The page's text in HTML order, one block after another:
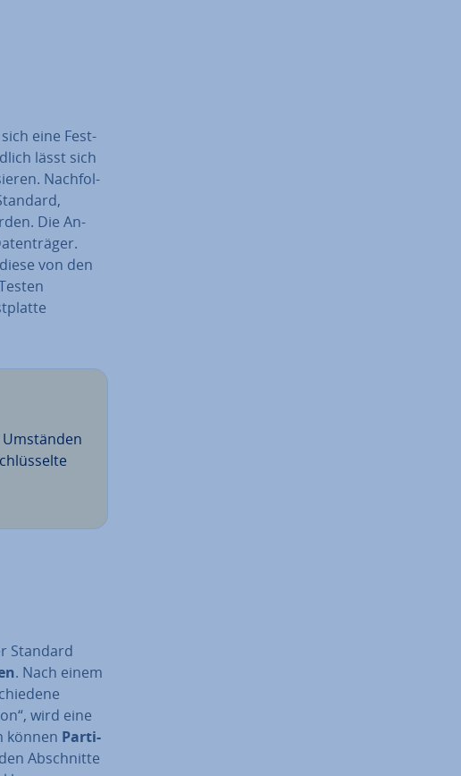
eine Fest­
lässt sich
Nach­fol­
Die An­
von den
Standard
. Nach einem
wird eine
können Par­ti­
Ab­schnit­te